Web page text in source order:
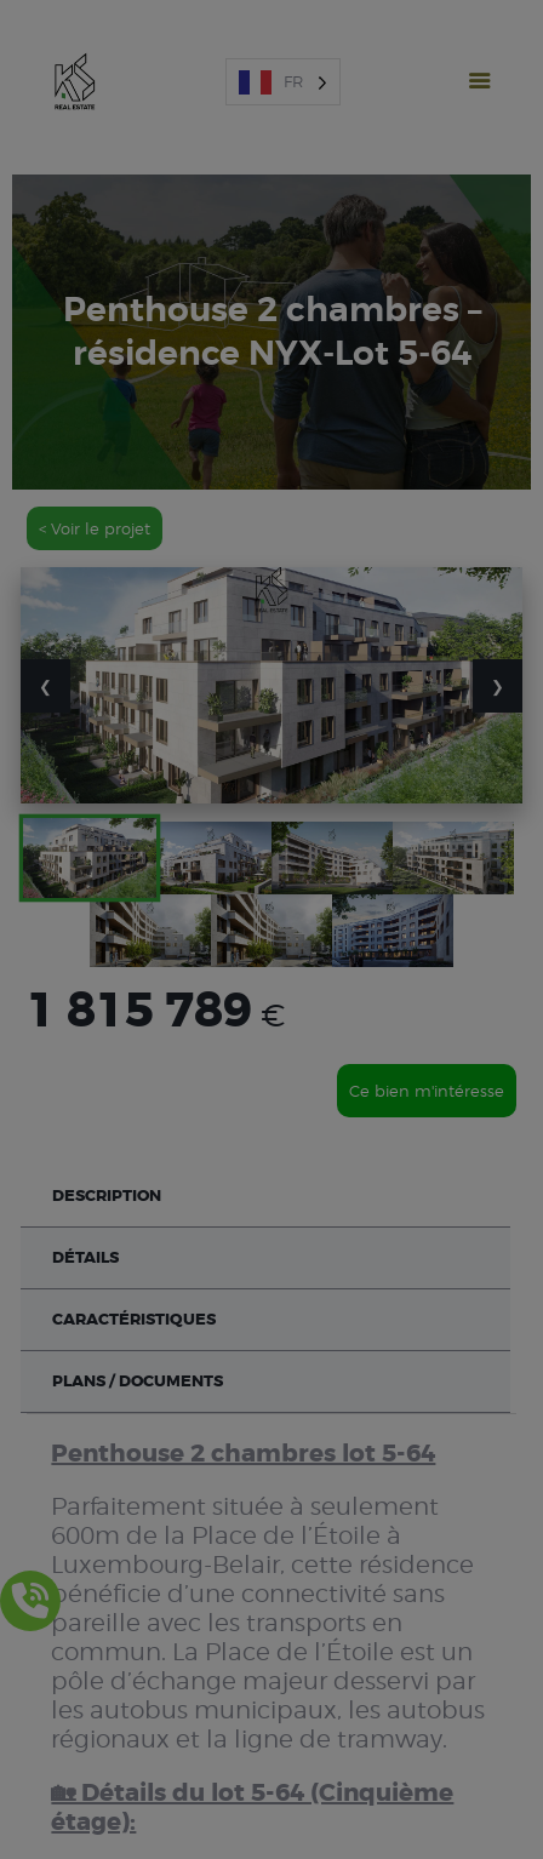
FR
Penthouse 2 chambres –
résidence NYX-Lot 5-64
PROJETS NEUFS
VENTE
LOCATION
ESPAGNE
A PROPOS
ESTIMATION
NOUS CONTACTER
< Voir le projet
❮ ❯
1 815 789 €
Ce bien m'intéresse
DESCRIPTION
DÉTAILS
CARACTÉRISTIQUES
PLANS / DOCUMENTS
Penthouse 2 chambres lot 5-64
Parfaitement située à seulement
600m de la Place de l’Étoile à
Luxembourg-Belair, cette résidence
bénéficie d’une connectivité sans
pareille avec les transports en
commun. La Place de l’Étoile est un
pôle d’échange majeur desservi par
les autobus municipaux, les autobus
régionaux et la ligne de tramway.
🏡 Détails du lot 5-64 (Cinquième
étage):